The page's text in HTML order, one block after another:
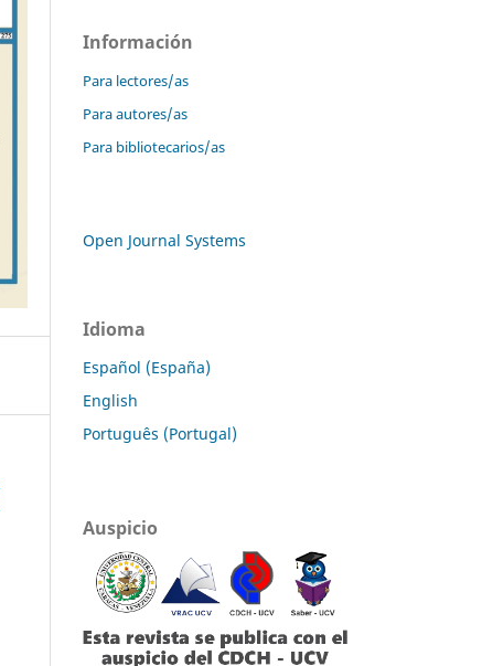
Información
Para lectores/as
Para autores/as
Para bibliotecarios/as
Open Journal Systems
Idioma
Español (España)
English
Português (Portugal)
Auspicio